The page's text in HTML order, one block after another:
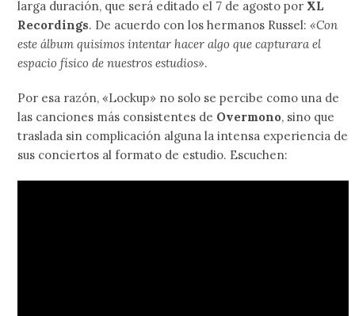
larga duración, que será editado el 7 de agosto por XL
Recordings. De acuerdo con los hermanos Russel:«Con
este álbum quisimos intentar hacer algo que capturara el
espacio físico de nuestros estudios».
Por esa razón, «Lockup» no solo se percibe como una de
las canciones más consistentes de Overmono, sino que
traslada sin complicación alguna la intensa experiencia de
sus conciertos al formato de estudio. Escuchen: